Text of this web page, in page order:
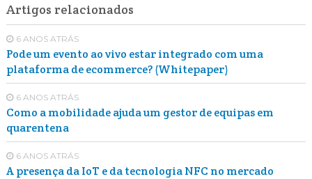
Artigos relacionados
6 ANOS ATRÁS
Pode um evento ao vivo estar integrado com uma
plataforma de ecommerce? (Whitepaper)
6 ANOS ATRÁS
Como a mobilidade ajuda um gestor de equipas em
quarentena
6 ANOS ATRÁS
A presença da IoT e da tecnologia NFC no mercado